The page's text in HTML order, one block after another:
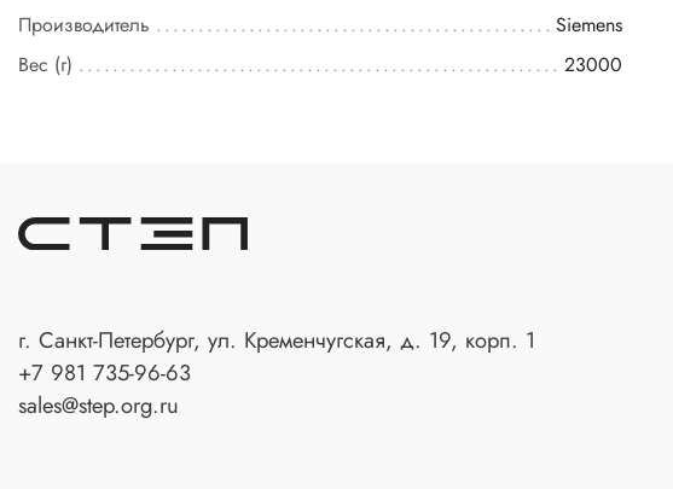
Производитель
Siemens
Вес (г)
23000
г. Санкт-Петербург, ул. Кременчугская, д. 19, корп. 1
+7 981 735-96-63
sales@step.org.ru